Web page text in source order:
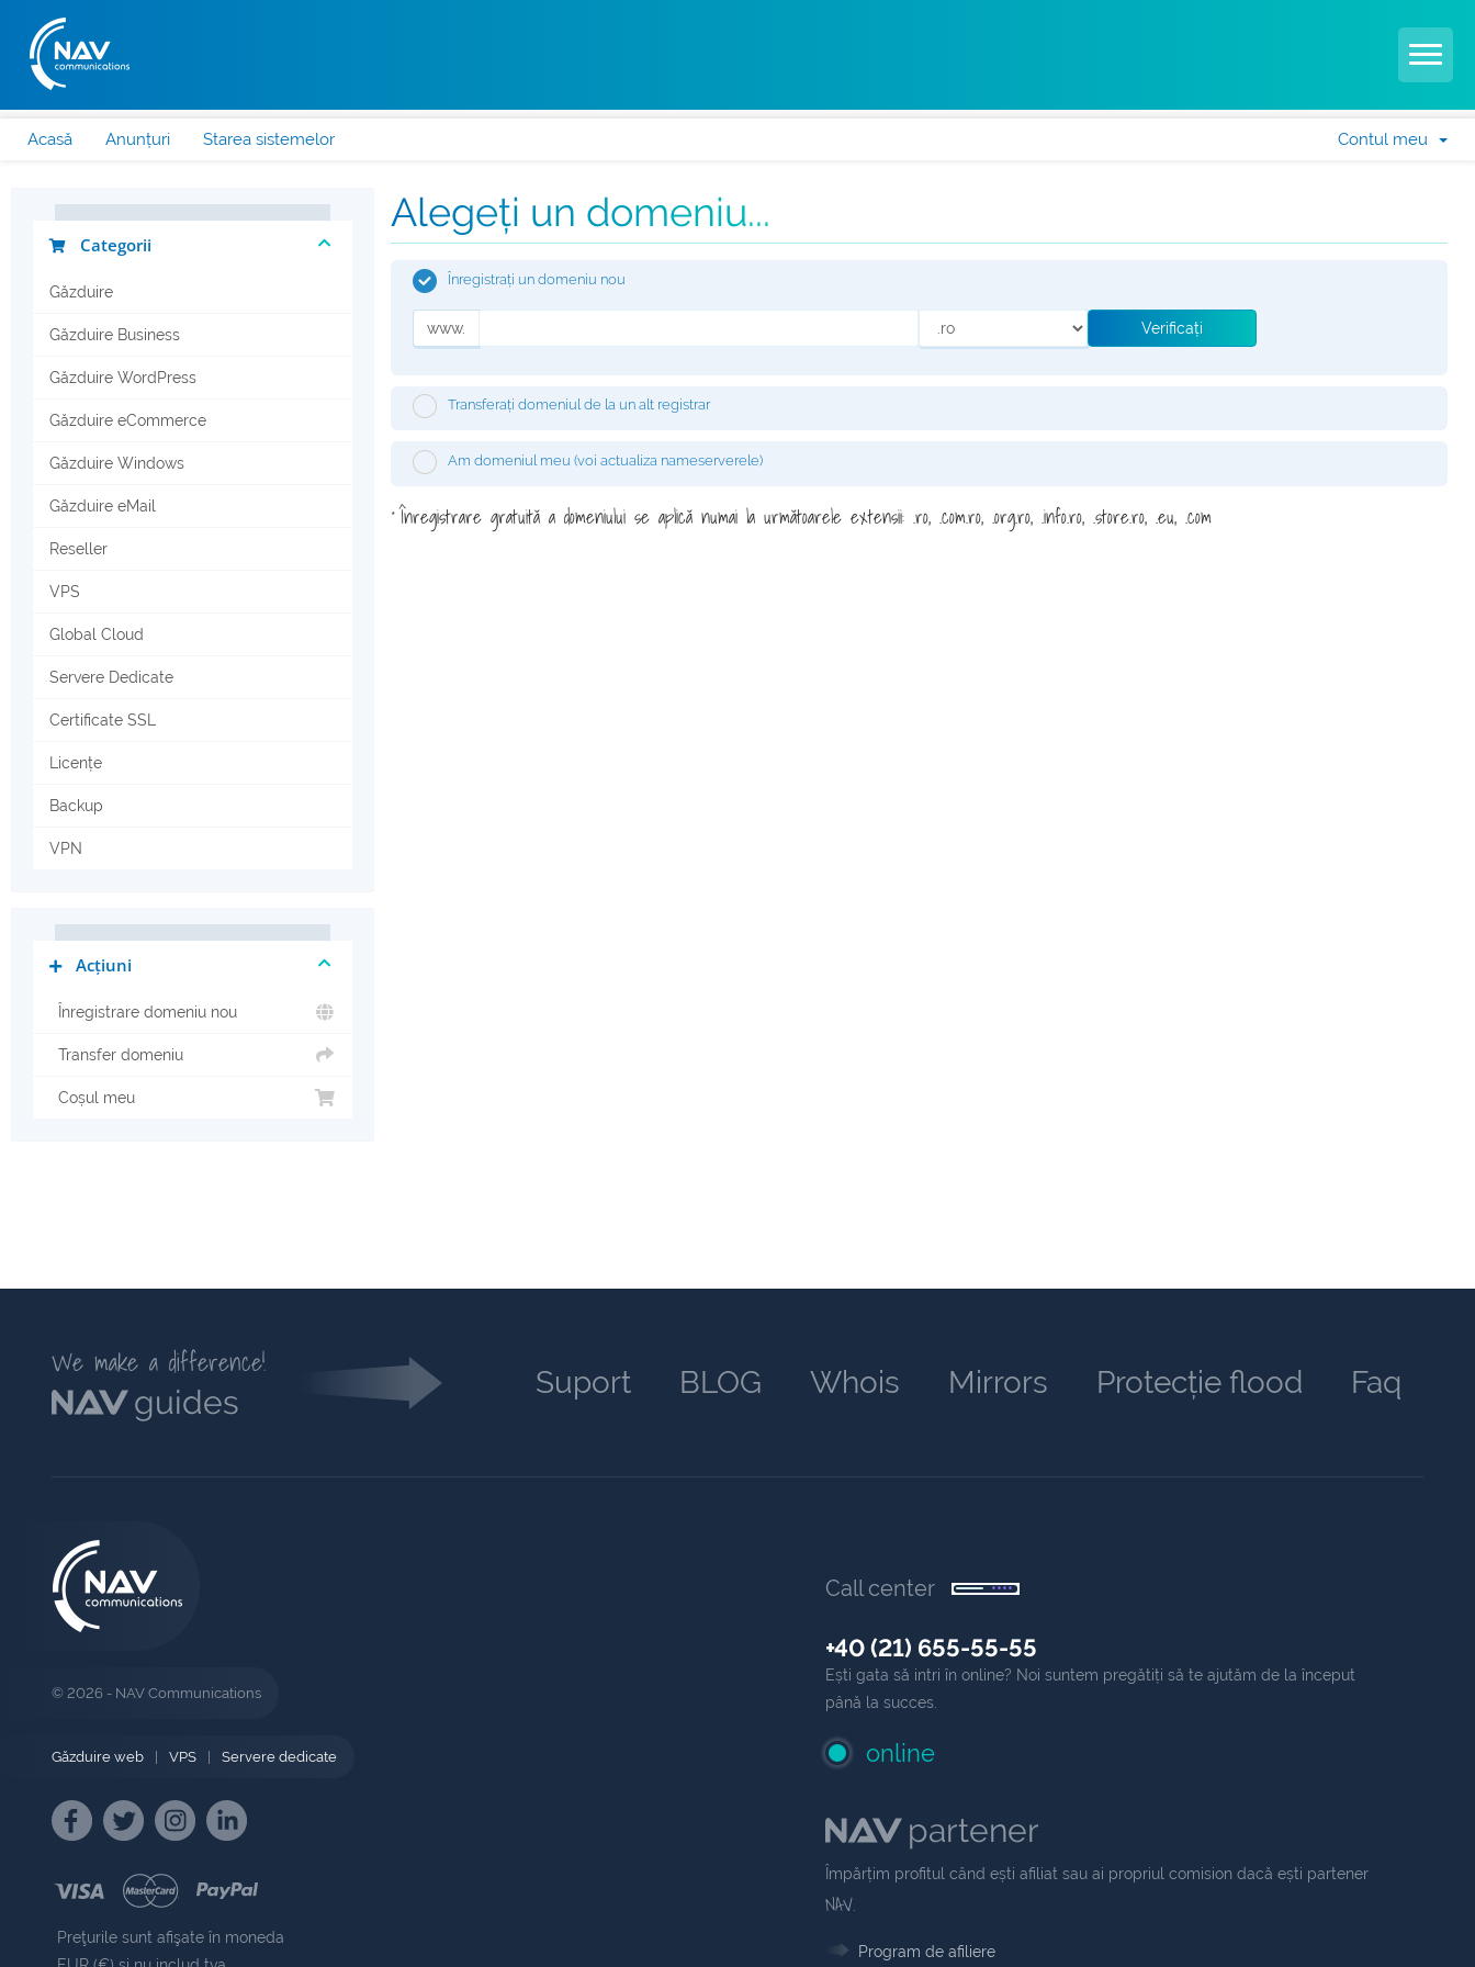
Acasă Anunțuri Starea sistemelor Contul meu
Categorii
Găzduire
Găzduire Business
Găzduire WordPress
Găzduire eCommerce
Găzduire Windows
Găzduire eMail
Reseller
VPS
Global Cloud
Servere Dedicate
Certificate SSL
Licențe
Backup
VPN
Acțiuni
Înregistrare domeniu nou
Transfer domeniu
Coșul meu
Alegeți un domeniu...
Înregistrați un domeniu nou
www. Verificați
Transferați domeniul de la un alt registrar
Am domeniul meu (voi actualiza nameserverele)
* Înregistrare gratuită a domeniului se aplică numai la următoarele extensii: .ro, .com.ro, .org.ro, .info.ro, .store.ro, .eu, .com
We make a difference!
guides
Suport BLOG Whois Mirrors Protecție flood Faq
© 2026 - NAV Communications
Găzduire web VPS Servere dedicate
Preţurile sunt afişate în moneda
Call center
+40 (21) 655-55-55
Ești gata să intri în online? Noi suntem pregătiți să te ajutăm de la început
până la succes.
online
partener
Împărțim profitul când ești afiliat sau ai propriul comision dacă ești partener
NAV
Program de afiliere